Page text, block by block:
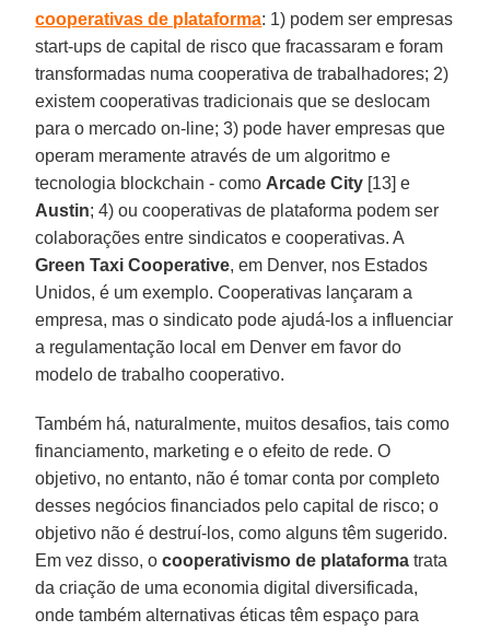
cooperativas de plataforma: 1) podem ser empresas
start-ups de capital de risco que fracassaram e foram
transformadas numa cooperativa de trabalhadores; 2)
existem cooperativas tradicionais que se deslocam
para o mercado on-line; 3) pode haver empresas que
operam meramente através de um algoritmo e
tecnologia blockchain - como Arcade City [13] e
Austin; 4) ou cooperativas de plataforma podem ser
colaborações entre sindicatos e cooperativas. A
Green Taxi Cooperative, em Denver, nos Estados
Unidos, é um exemplo. Cooperativas lançaram a
empresa, mas o sindicato pode ajudá-los a influenciar
a regulamentação local em Denver em favor do
modelo de trabalho cooperativo.
Também há, naturalmente, muitos desafios, tais como
financiamento, marketing e o efeito de rede. O
objetivo, no entanto, não é tomar conta por completo
desses negócios financiados pelo capital de risco; o
objetivo não é destruí-los, como alguns têm sugerido.
Em vez disso, ocooperativismo de plataforma trata
da criação de uma economia digital diversificada,
onde também alternativas éticas têm espaço para